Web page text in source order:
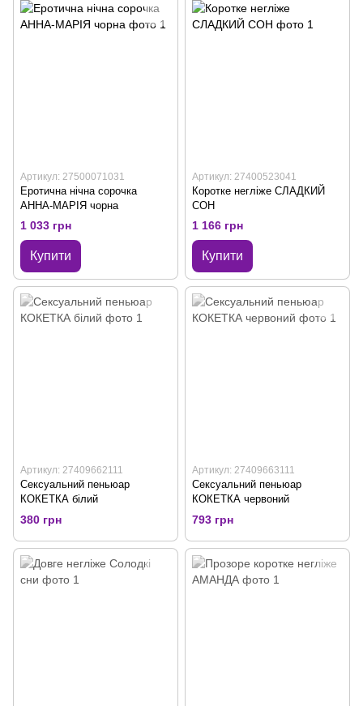
Артикул: 27500071031
Еротична нічна сорочка
АННА-МАРІЯ чорна
1 033 грн
Купити
Артикул: 27400523041
Коротке негліже СЛАДКИЙ
СОН
1 166 грн
Купити
Артикул: 27409662111
Сексуальний пеньюар
КОКЕТКА білий
380 грн
Артикул: 27409663111
Сексуальний пеньюар
КОКЕТКА червоний
793 грн